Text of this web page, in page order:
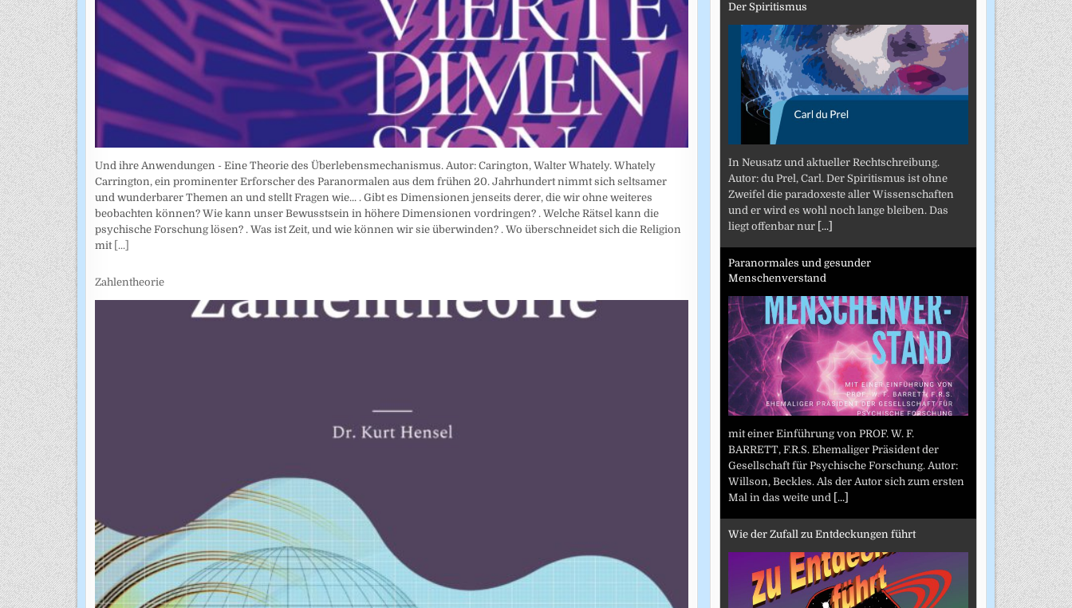
Und ihre Anwendungen - Eine Theorie des Überlebensmechanismus. Autor: Carington, Walter Whately. Whately
Carrington, ein prominenter Erforscher des Paranormalen aus dem frühen 20. Jahrhundert nimmt sich seltsamer
und wunderbarer Themen an und stellt Fragen wie... . Gibt es Dimensionen jenseits derer, die wir ohne weiteres
beobachten können? Wie kann unser Bewusstsein in höhere Dimensionen vordringen? . Welche Rätsel kann die
psychische Forschung lösen? . Was ist Zeit, und wie können wir sie überwinden? . Wo überschneidet sich die Religion
mit [...]
Zahlentheorie
Der Spiritismus
In Neusatz und aktueller Rechtschreibung.
Autor: du Prel, Carl. Der Spiritismus ist ohne
Zweifel die paradoxeste aller Wissenschaften
und er wird es wohl noch lange bleiben. Das
liegt offenbar nur [...]
Paranormales und gesunder
Menschenverstand
mit einer Einführung von PROF. W. F.
BARRETT, F.R.S. Ehemaliger Präsident der
Gesellschaft für Psychische Forschung. Autor:
Willson, Beckles. Als der Autor sich zum ersten
Mal in das weite und [...]
Wie der Zufall zu Entdeckungen führt